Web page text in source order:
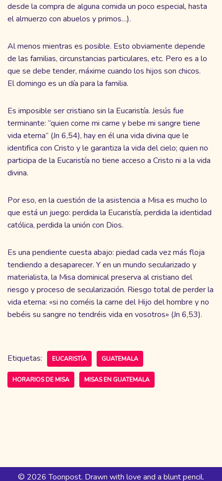
desde la compra de alguna comida un poco especial, hasta
el almuerzo con abuelos y primos…).
Al menos mientras es posible. Esto obviamente depende
de las familias, circunstancias particulares, etc. Pero es a lo
que se debe tender, máxime cuando los hijos son chicos.
El domingo es un día para la familia.
Es imposible ser cristiano sin la Eucaristía. Jesús fue
terminante: “quien come mi carne y bebe mi sangre tiene
vida eterna” (Jn 6,54), hay en él una vida divina que le
identifica con Cristo y le garantiza la vida del cielo; quien no
participa de la Eucaristía no tiene acceso a Cristo ni a la vida
divina.
Por eso, en la cuestión de la asistencia a Misa es mucho lo
que está un juego: perdida la Eucaristía, perdida la identidad
católica, perdida la unión con Dios.
Es una pendiente cuesta abajo: piedad cada vez más floja
tendiendo a desaparecer. Y en un mundo secularizado y
materialista, la Misa dominical preserva al cristiano del
riesgo y proceso de secularización. Riesgo total de perder la
vida eterna: «si no coméis la carne del Hijo del hombre y no
bebéis su sangre no tendréis vida en vosotros» (Jn 6,53).
Etiquetas: EUCARISTÍA GUATEMALA
HORARIOS DE MISA MISAS EN GUATEMALA
© 2026 Toonpost. Drawn with love and a blunt pencil.